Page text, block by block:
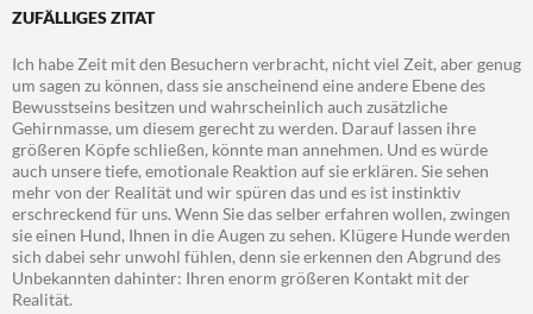
ZUFÄLLIGES ZITAT
Ich habe Zeit mit den Besuchern verbracht, nicht viel Zeit, aber genug
um sagen zu können, dass sie anscheinend eine andere Ebene des
Bewusstseins besitzen und wahrscheinlich auch zusätzliche
Gehirnmasse, um diesem gerecht zu werden. Darauf lassen ihre
größeren Köpfe schließen, könnte man annehmen. Und es würde
auch unsere tiefe, emotionale Reaktion auf sie erklären. Sie sehen
mehr von der Realität und wir spüren das und es ist instinktiv
erschreckend für uns. Wenn Sie das selber erfahren wollen, zwingen
sie einen Hund, Ihnen in die Augen zu sehen. Klügere Hunde werden
sich dabei sehr unwohl fühlen, denn sie erkennen den Abgrund des
Unbekannten dahinter: Ihren enorm größeren Kontakt mit der
Realität.